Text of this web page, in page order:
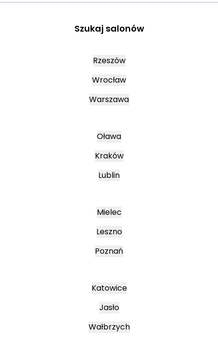
Szukaj salonów
Rzeszów
Wrocław
Warszawa
Oława
Kraków
Lublin
Mielec
Leszno
Poznań
Katowice
Jasło
Wałbrzych